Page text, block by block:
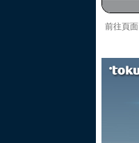
前往頁面